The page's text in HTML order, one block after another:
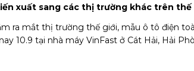
xuất sang các thị trường khác trên thế
ra mắt thị trường thế giới, mẫu ô tô điện
10.9 tại nhà máy VinFast ở Cát Hải, Hải